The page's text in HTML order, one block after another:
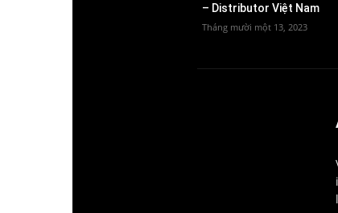
– Distributor Việt Nam
Tháng mười một 13, 2023